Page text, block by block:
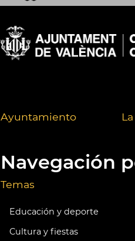
Ayuntamiento
Navegación
Temas
Educación y deporte
Cultura y fiestas